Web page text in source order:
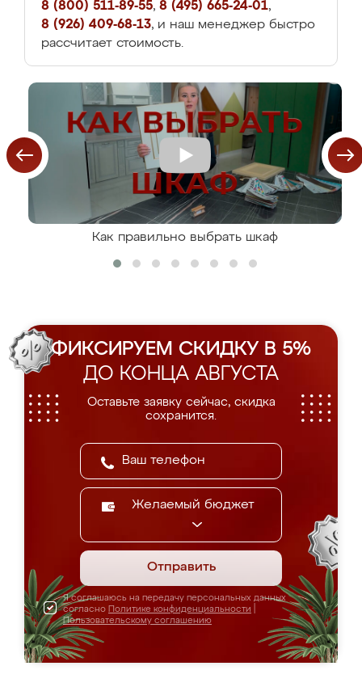
8 (800) 511-89-55, 8 (495) 665-24-01,
8 (926) 409-68-13, и наш менеджер быстро
рассчитает стоимость.
Как правильно выбрать шкаф
ФИКСИРУЕМ СКИДКУ В 5%
ДО КОНЦА АВГУСТА
Оставьте заявку сейчас, скидка
сохранится.
Желаемый бюджет
Отправить
Я соглашаюсь на передачу персональных данных
согласно Политике конфиденциальности
Пользовательскому соглашению